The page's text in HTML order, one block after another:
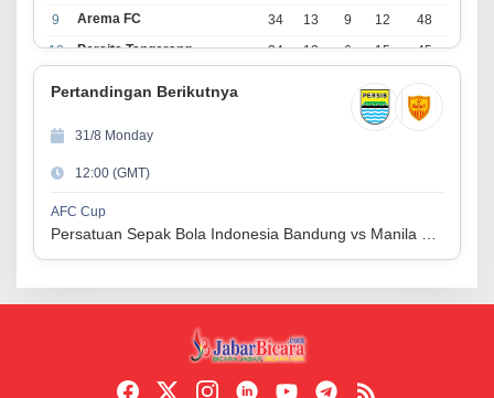
9
Arema FC 34 13 9 12
48
10
Persita Tangerang 34 13 6 15
45
17
39
13
Persijap Jepara
14
Madura United FC
15
PSM Makassar
16
Persis Solo 34 8 10 16
34
Pertandingan Berikutnya
31/8 Monday
12:00 (GMT)
AFC Cup